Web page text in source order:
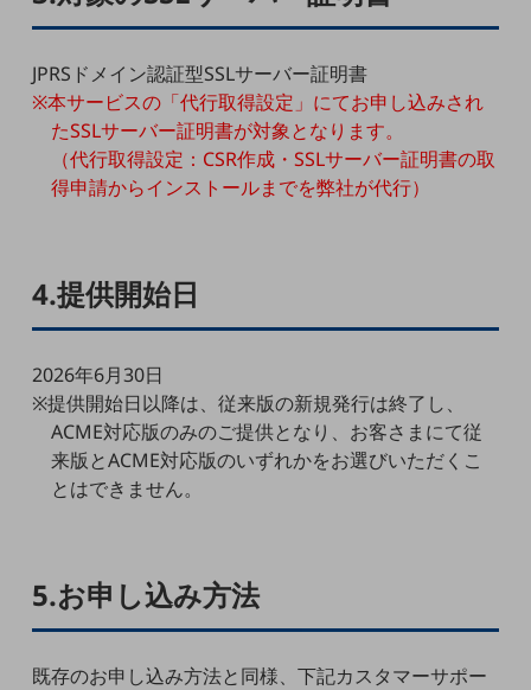
IOT完了済みメーカーブランド製品
料金
料金TOP
ドコモBiz データ無制限 ドコモ MAX ドコモ mini ドコモBiz かけ放題
データプラス
home5Gプラン
モバイルサービス
端末の一元管理
セキュリティ
回線・ネットワーク
お手続き
JPRSドメイン認証型SSLサーバー証明書
※本サービスの「代行取得設定」にてお申し込みされ
たSSLサーバー証明書が対象となります。
（代行取得設定：CSR作成・SSLサーバー証明書の取
得申請からインストールまでを弊社が代行）
4.提供開始日
2026年6月30日
※提供開始日以降は、従来版の新規発行は終了し、
ACME対応版のみのご提供となり、お客さまにて従
来版とACME対応版のいずれかをお選びいただくこ
とはできません。
5.お申し込み方法
既存のお申し込み方法と同様、下記カスタマーサポー